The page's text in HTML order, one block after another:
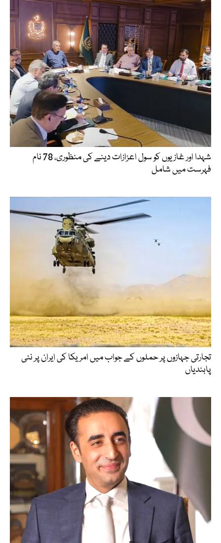
شہدا اور غازیوں کو سول اعزازات دینے کی منظوری، 78 نام
فہرست میں شامل
تجارتی جہازوں پر حملوں کے جواب میں امریکا کی ایران پر نئی
پابندیاں